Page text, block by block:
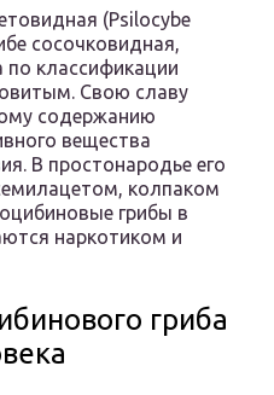
(Psilocybe
сосочковидная,
по классификации
Свою славу
содержанию
вещества
В простонародье его
колпаком
грибы в
наркотиком и
гриба